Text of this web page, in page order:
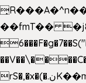
��fmT��
rS�,�x�(�.نK��m�1��*�e�B-